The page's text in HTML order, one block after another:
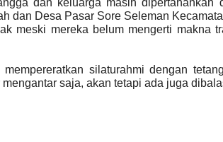
dan keluarga masih dipertahankan
dan Desa Pasar Sore Seleman
meski mereka belum mengerti makna
silaturahmi dengan
saja, akan tetapi ada juga